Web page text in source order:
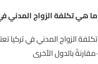
4· ما هي تكلفة الزواج المدني
تكلفة الزواج المدني في تركيا
مقارنةً بالدول الأخرى·